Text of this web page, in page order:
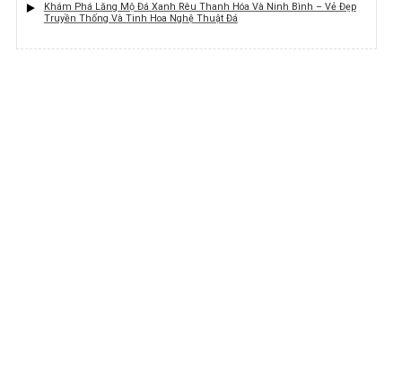
Khám Phá Lăng Mộ Đá Xanh Rêu Thanh Hóa Và Ninh Bình – Vẻ Đẹp
Truyền Thống Và Tinh Hoa Nghệ Thuật Đá